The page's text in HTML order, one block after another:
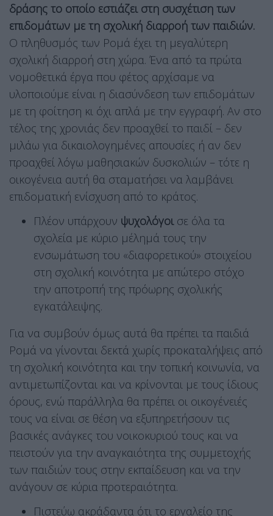
δράσης το οποίο εστιάζει στη συσχέτιση των
επιδομάτων με τη σχολική διαρροή των παιδιών.
Ο πληθυσμός των Ρομά έχει τη μεγαλύτερη
σχολική διαρροή στη χώρα. Ένα από τα πρώτα
νομοθετικά έργα που φέτος αρχίσαμε να
υλοποιούμε είναι η διασύνδεση των επιδομάτων
με τη φοίτηση κι όχι απλά με την εγγραφή. Αν στο
τέλος της χρονιάς δεν προαχθεί το παιδί – δεν
μιλάω για δικαιολογημένες απουσίες ή αν δεν
προαχθεί λόγω μαθησιακών δυσκολιών – τότε η
οικογένεια αυτή θα σταματήσει να λαμβάνει
επιδοματική ενίσχυση από το κράτος.
Πλέον υπάρχουν ψυχολόγοι σε όλα τα
σχολεία με κύριο μέλημά τους την
ενσωμάτωση του «διαφορετικού» στοιχείου
στη σχολική κοινότητα με απώτερο στόχο
την αποτροπή της πρόωρης σχολικής
εγκατάλειψης.
Για να συμβούν όμως αυτά θα πρέπει τα παιδιά
Ρομά να γίνονται δεκτά χωρίς προκαταλήψεις από
τη σχολική κοινότητα και την τοπική κοινωνία, να
αντιμετωπίζονται και να κρίνονται με τους ίδιους
όρους, ενώ παράλληλα θα πρέπει οι οικογένειές
τους να είναι σε θέση να εξυπηρετήσουν τις
βασικές ανάγκες του νοικοκυριού τους και να
πειστούν για την αναγκαιότητα της συμμετοχής
των παιδιών τους στην εκπαίδευση και να την
ανάγουν σε κύρια προτεραιότητα.
Πιστεύω ακράδαντα ότι το εργαλείο της